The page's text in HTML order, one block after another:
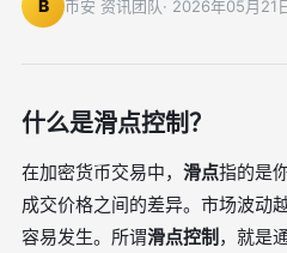
B 币安 资讯团队· 2026年05月21
什么是滑点控制？
在加密货币交易中， 滑点指的是
成交价格之间的差异。市场波动
容易发生。所谓滑点控制 ，就是